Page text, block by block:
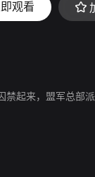
59秒
观看
起来，盟军总部